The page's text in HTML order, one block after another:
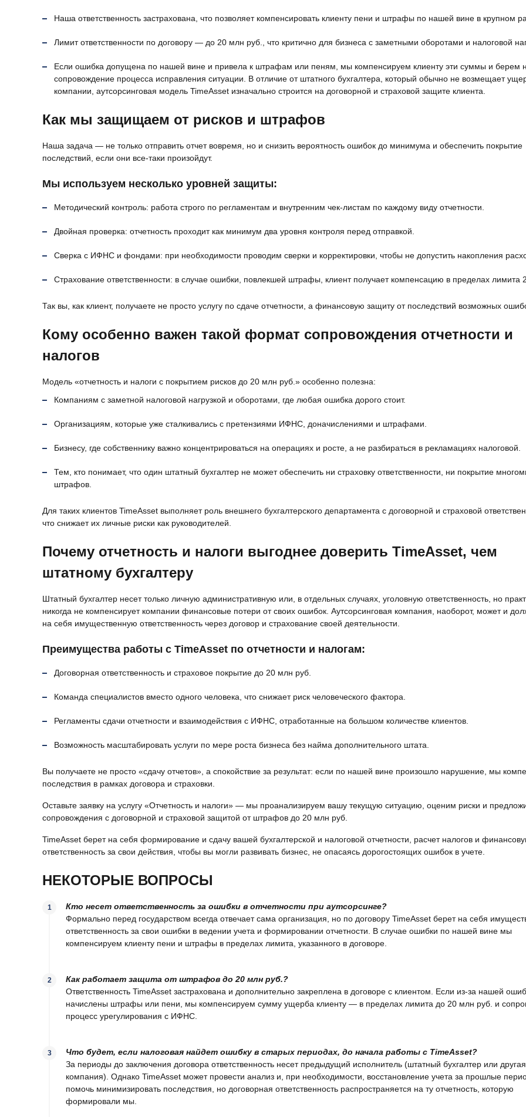
Наша ответственность застрахована, что позволяет компенсировать клиенту пени и штрафы по нашей вине в крупном
Лимит ответственности по договору — до 20 млн руб., что критично для бизнеса с заметными оборотами и налоговой
Если ошибка допущена по нашей вине и привела к штрафам или пеням, мы компенсируем клиенту эти суммы и берем
сопровождение процесса исправления ситуации. В отличие от штатного бухгалтера, который обычно не возмещает
компании, аутсорсинговая модель TimeAsset изначально строится на договорной и страховой защите клиента.
Как мы защищаем от рисков и штрафов
Наша задача — не только отправить отчет вовремя, но и снизить вероятность ошибок до минимума и обеспечить покрытие
последствий, если они все‑таки произойдут.
Мы используем несколько уровней защиты:
Методический контроль: работа строго по регламентам и внутренним чек‑листам по каждому виду отчетности.
Двойная проверка: отчетность проходит как минимум два уровня контроля перед отправкой.
Сверка с ИФНС и фондами: при необходимости проводим сверки и корректировки, чтобы не допустить накопления
Страхование ответственности: в случае ошибки, повлекшей штрафы, клиент получает компенсацию в пределах лимита
Так вы, как клиент, получаете не просто услугу по сдаче отчетности, а финансовую защиту от последствий возможных
Кому особенно важен такой формат сопровождения отчетности и
налогов
Модель «отчетность и налоги с покрытием рисков до 20 млн руб.» особенно полезна:
Компаниям с заметной налоговой нагрузкой и оборотами, где любая ошибка дорого стоит.
Организациям, которые уже сталкивались с претензиями ИФНС, доначислениями и штрафами.
Бизнесу, где собственнику важно концентрироваться на операциях и росте, а не разбираться в рекламациях налоговой.
Тем, кто понимает, что один штатный бухгалтер не может обеспечить ни страховку ответственности, ни покрытие
штрафов.
Для таких клиентов TimeAsset выполняет роль внешнего бухгалтерского департамента с договорной и страховой
что снижает их личные риски как руководителей.
Почему отчетность и налоги выгоднее доверить TimeAsset, чем
штатному бухгалтеру
Штатный бухгалтер несет только личную административную или, в отдельных случаях, уголовную ответственность, но
никогда не компенсирует компании финансовые потери от своих ошибок. Аутсорсинговая компания, наоборот, может и
на себя имущественную ответственность через договор и страхование своей деятельности.
Преимущества работы с TimeAsset по отчетности и налогам:
Договорная ответственность и страховое покрытие до 20 млн руб.
Команда специалистов вместо одного человека, что снижает риск человеческого фактора.
Регламенты сдачи отчетности и взаимодействия с ИФНС, отработанные на большом количестве клиентов.
Возможность масштабировать услуги по мере роста бизнеса без найма дополнительного штата.
Вы получаете не просто «сдачу отчетов», а спокойствие за результат: если по нашей вине произошло нарушение, мы
последствия в рамках договора и страховки.
Оставьте заявку на услугу «Отчетность и налоги» — мы проанализируем вашу текущую ситуацию, оценим риски и
сопровождения с договорной и страховой защитой от штрафов до 20 млн руб.
TimeAsset берет на себя формирование и сдачу вашей бухгалтерской и налоговой отчетности, расчет налогов и
ответственность за свои действия, чтобы вы могли развивать бизнес, не опасаясь дорогостоящих ошибок в учете.
НЕКОТОРЫЕ ВОПРОСЫ
Кто несет ответственность за ошибки в отчетности при аутсорсинге?
Формально перед государством всегда отвечает сама организация, но по договору TimeAsset берет на себя
ответственность за свои ошибки в ведении учета и формировании отчетности. В случае ошибки по нашей вине мы
компенсируем клиенту пени и штрафы в пределах лимита, указанного в договоре.
Как работает защита от штрафов до 20 млн руб.?
Ответственность TimeAsset застрахована и дополнительно закреплена в договоре с клиентом. Если из‑за нашей
начислены штрафы или пени, мы компенсируем сумму ущерба клиенту — в пределах лимита до 20 млн руб. и
процесс урегулирования с ИФНС.
Что будет, если налоговая найдет ошибку в старых периодах, до начала работы с TimeAsset?
За периоды до заключения договора ответственность несет предыдущий исполнитель (штатный бухгалтер или другая
компания). Однако TimeAsset может провести анализ и, при необходимости, восстановление учета за прошлые
помочь минимизировать последствия, но договорная ответственность распространяется на ту отчетность, которую
формировали мы.